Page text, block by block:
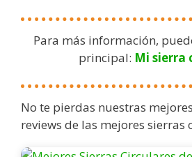
Para más información,
principal: Mi sierra
No te pierdas nuestras
reviews de las mejores sierras